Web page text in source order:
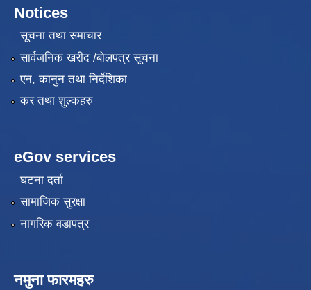
Notices
सूचना तथा समाचार
सार्वजनिक खरीद /बोलपत्र सूचना
एन, कानुन तथा निर्देशिका
कर तथा शुल्कहरु
eGov services
घटना दर्ता
सामाजिक सुरक्षा
नागरिक वडापत्र
नमुना फारमहरु